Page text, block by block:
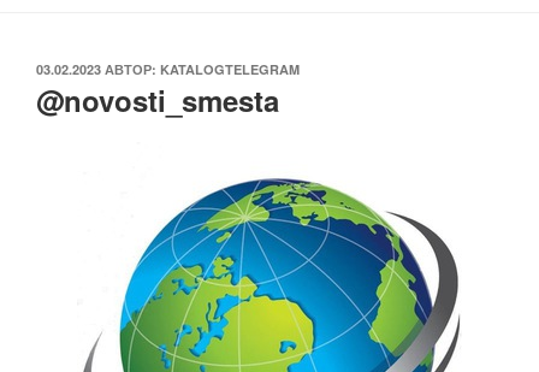
ОПУБЛИКОВАНО
03.02.2023 АВТОР: KATALOGTELEGRAM
@novosti_smesta